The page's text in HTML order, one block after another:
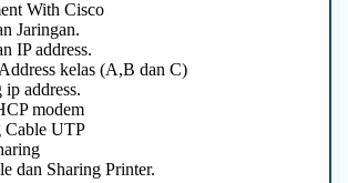
With Cisco
Jaringan.
IP address.
kelas (A,B dan C)
ip address.
modem
Cable UTP
dan Sharing Printer.